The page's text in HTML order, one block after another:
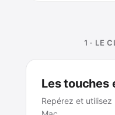
1 · LE
Les touches
Repérez et